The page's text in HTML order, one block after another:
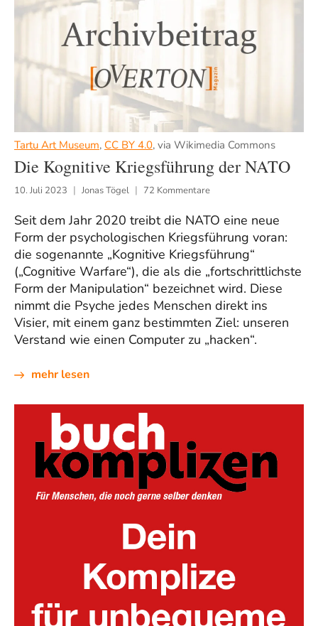
Tartu Art Museum, CC BY 4.0, via Wikimedia Commons
Die Kognitive Kriegsführung der NATO
10. Juli 2023 Jonas Tögel 72 Kommentare
Seit dem Jahr 2020 treibt die NATO eine neue
Form der psychologischen Kriegsführung voran:
die sogenannte „Kognitive Kriegsführung“
(„Cognitive Warfare“), die als die „fortschrittlichste
Form der Manipulation“ bezeichnet wird. Diese
nimmt die Psyche jedes Menschen direkt ins
Visier, mit einem ganz bestimmten Ziel: unseren
Verstand wie einen Computer zu „hacken“.
mehr lesen